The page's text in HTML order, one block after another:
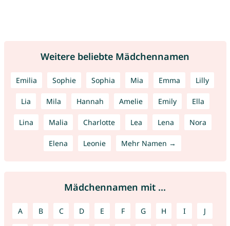
Weitere beliebte Mädchennamen
Emilia Sophie Sophia Mia Emma Lilly
Lia Mila Hannah Amelie Emily Ella
Lina Malia Charlotte Lea Lena Nora
Elena Leonie Mehr Namen →
Mädchennamen mit ...
A B C D E F G H I J